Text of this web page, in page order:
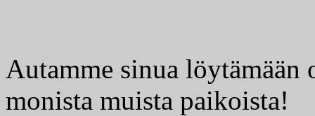
Autamme sinua
monista muista paikoista!